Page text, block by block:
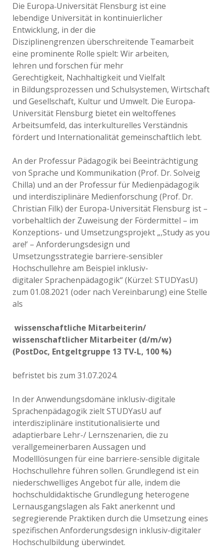
Die Europa‐Universität Flensburg ist eine
lebendige Universität in kontinuierlicher
Entwicklung, in der die
Disziplinengrenzen überschreitende Teamarbeit
eine prominente Rolle spielt: Wir arbeiten,
lehren und forschen für mehr
Gerechtigkeit, Nachhaltigkeit und Vielfalt
in Bildungsprozessen und Schulsystemen, Wirtschaft
und Gesellschaft, Kultur und Umwelt. Die Europa‐
Universität Flensburg bietet ein weltoffenes
Arbeitsumfeld, das interkulturelles Verständnis
fördert und Internationalität gemeinschaftlich lebt.
An der Professur Pädagogik bei Beeinträchtigung
von Sprache und Kommunikation (Prof. Dr. Solveig
Chilla) und an der Professur für Medienpädagogik
und interdisziplinäre Medienforschung (Prof. Dr.
Christian Filk) der Europa-Universität Flensburg ist –
vorbehaltlich der Zuweisung der Fördermittel – im
Konzeptions- und Umsetzungsprojekt „‚Study as you
are!‘ – Anforderungsdesign und
Umsetzungsstrategie barriere-sensibler
Hochschullehre am Beispiel inklusiv-
digitaler Sprachenpädagogik“ (Kürzel: STUDYasU)
zum 01.08.2021 (oder nach Vereinbarung) eine Stelle
als
wissenschaftliche Mitarbeiterin/
wissenschaftlicher Mitarbeiter (d/m/w)
(PostDoc, Entgeltgruppe 13 TV-L, 100 %)
befristet bis zum 31.07.2024.
In der Anwendungsdomäne inklusiv-digitale
Sprachenpädagogik zielt STUDYasU auf
interdisziplinäre institutionalisierte und
adaptierbare Lehr-/ Lernszenarien, die zu
verallgemeinerbaren Aussagen und
Modelllösungen für eine barriere-sensible digitale
Hochschullehre führen sollen. Grundlegend ist ein
niederschwelliges Angebot für alle, indem die
hochschuldidaktische Grundlegung heterogene
Lernausgangslagen als Fakt anerkennt und
segregierende Praktiken durch die Umsetzung eines
spezifischen Anforderungsdesign inklusiv-digitaler
Hochschulbildung überwindet.